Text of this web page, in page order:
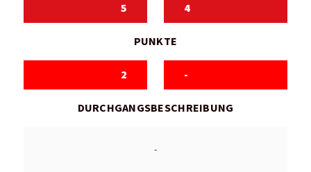
5 4
PUNKTE
2 -
DURCHGANGSBESCHREIBUNG
-